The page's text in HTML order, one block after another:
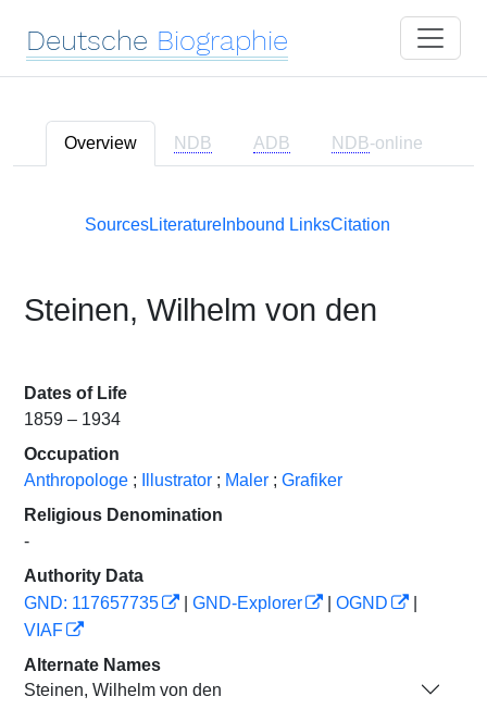
Deutsche Biographie
Overview NDB ADB NDB-online
SourcesLiteratureInbound LinksCitation
Steinen, Wilhelm von den
Dates of Life
1859 – 1934
Occupation
Anthropologe ; Illustrator ; Maler ; Grafiker
Religious Denomination
-
Authority Data
GND: 117657735
GND-Explorer OGND
VIAF
Alternate Names
Steinen, Wilhelm von den